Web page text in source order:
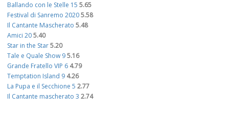
Ballando con le Stelle 15 5.65
Festival di Sanremo 20205.58
Il Cantante Mascherato 5.48
Amici 205.40
Star in the Star5.20
Tale e Quale Show 95.16
Grande Fratello VIP 6 4.79
Temptation Island 9 4.26
La Pupa e il Secchione 5 2.77
Il Cantante mascherato 3 2.74